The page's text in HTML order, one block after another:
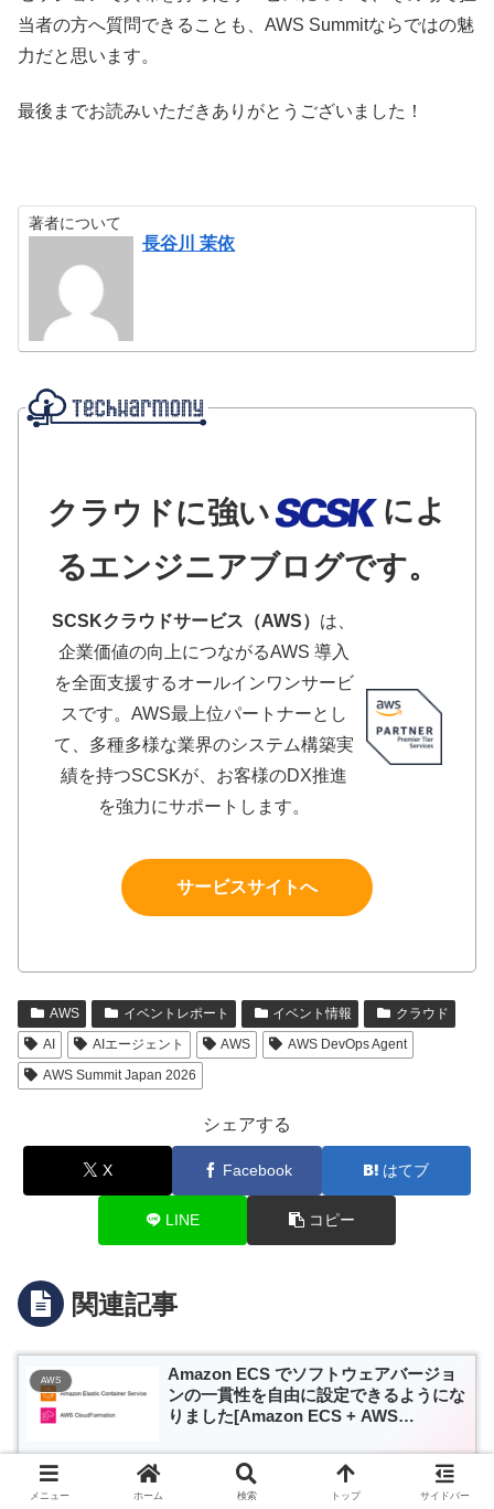
当者の方へ質問できることも、AWS Summitならではの魅
力だと思います。
最後までお読みいただきありがとうございました！
著者について
長谷川 茉依
クラウドに強い
によ
るエンジニアブログです。
SCSKクラウドサービス（AWS） は、
企業価値の向上につながるAWS 導入
を全面支援するオールインワンサービ
スです。AWS最上位パートナーとし
て、多種多様な業界のシステム構築実
績を持つSCSKが、お客様のDX推進
を強力にサポートします。
サービスサイトへ
AWS イベントレポート イベント情報
クラウド
AI
AIエージェント AWS
AWS DevOps Agent
AWS Summit Japan 2026
シェアする
X Facebook はてブ
LINE コピー
関連記事
AWS
Amazon ECS でソフトウェアバージョ
ンの一貫性を自由に設定できるようにな
りました[Amazon ECS + AWS
MackerelでGoogle Cloudを監視してみ
メニュー ホーム 検索 トップ サイドバー